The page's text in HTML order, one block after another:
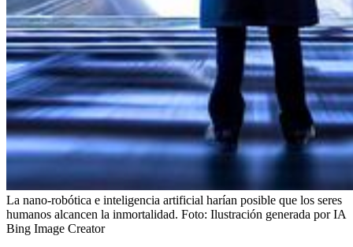
La nano-robótica e inteligencia artificial harían posible que los seres
humanos alcancen la inmortalidad. Foto: Ilustración generada por IA
Bing Image Creator